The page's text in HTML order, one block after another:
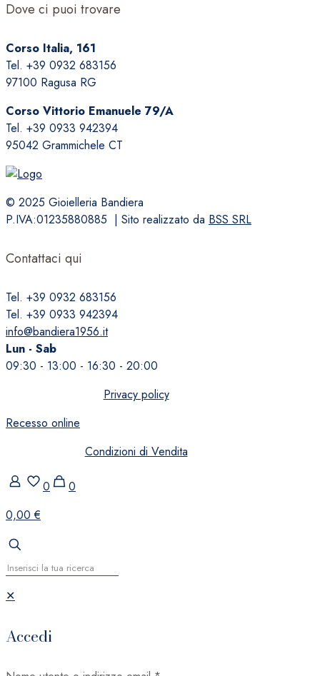
Dove ci puoi trovare
Corso Italia, 161
Tel. +39 0932 683156
97100 Ragusa RG
Corso Vittorio Emanuele 79/A
Tel. +39 0933 942394
95042 Grammichele CT
© 2025 Gioielleria Bandiera
P.IVA:01235880885 | Sito realizzato da BSS SRL
Contattaci qui
Tel. +39 0932 683156
Tel. +39 0933 942394
info@bandiera1956.it
Lun - Sab
09:30 - 13:00 - 16:30 - 20:00
Privacy policy
Recesso online
Condizioni di Vendita
0
0
0,00 €
✕
Accedi